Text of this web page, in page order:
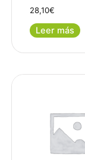
28,10€
Leer más